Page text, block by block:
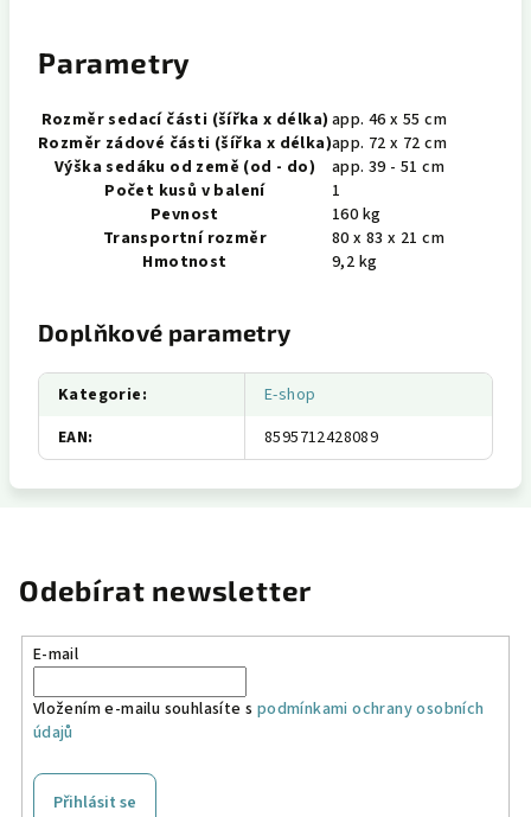
Parametry
Rozměr sedací části (šířka x délka) app. 46 x 55 cm
Rozměr zádové části (šířka x délka)app. 72 x 72 cm
Výška sedáku od země (od - do)
app. 39 - 51 cm
Počet kusů v balení
1
Pevnost
160 kg
Transportní rozměr
80 x 83 x 21 cm
Hmotnost
9,2 kg
Doplňkové parametry
Kategorie:
E-shop
EAN: 8595712428089
Odebírat newsletter
E-mail
Vložením e-mailu souhlasíte s podmínkami ochrany osobních
údajů
Přihlásit se